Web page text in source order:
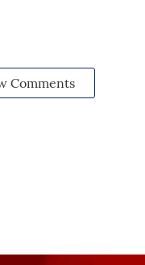
Comments